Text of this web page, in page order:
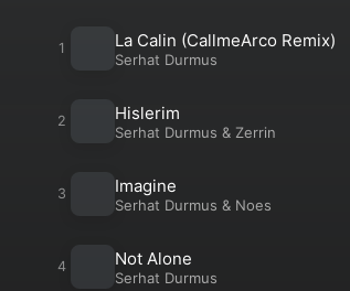
La Calin (CallmeArco Remix)
Serhat Durmus
Hislerim
Serhat Durmus & Zerrin
Imagine
Serhat Durmus & Noes
Not Alone
Serhat Durmus